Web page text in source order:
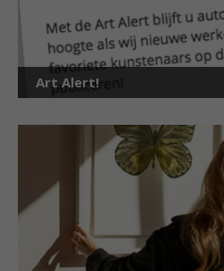
Art Alert!